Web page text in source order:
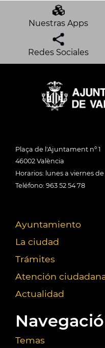
Nuestras Apps
Redes Sociales
Plaça de l'Ajuntament nº 1
46002 València
Horarios: lunes a viernes de
Teléfono: 963 52 54 78
Ayuntamiento
La ciudad
Trámites
Atención
Actualidad
Temas